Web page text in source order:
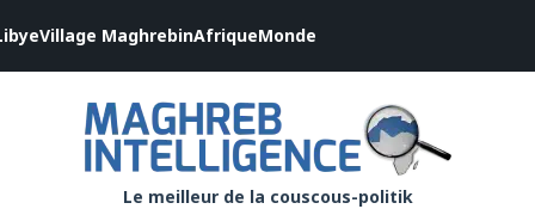
Village MaghrebinAfriqueMonde
Le meilleur de la couscous-politik